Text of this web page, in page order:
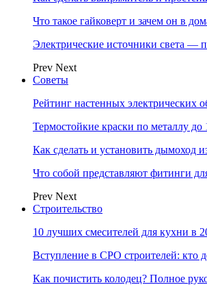
Что такое гайковерт и зачем он в
Электрические источники света —
Prev Next
Советы
Рейтинг настенных электрических
Термостойкие краски по металлу
Как сделать и установить дымоход
Что собой представляют фитинги
Prev Next
Строительство
10 лучших смесителей для кухни в
Вступление в СРО строителей: кто
Как почистить колодец? Полное